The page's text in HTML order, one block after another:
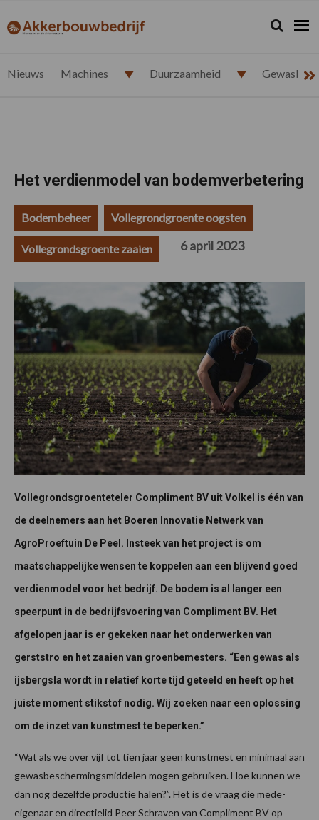
de
de
de
de
akkerbouwbedrijf.nl Zoeken...
Zoek
Nieuws Machines Duurzaamheid
Het verdienmodel van bodemverbetering
Bodembeheer Vollegrondgroente oogsten
Vollegrondsgroente zaaien 6 april 2023
Vollegrondsgroenteteler Compliment BV uit Volkel is één van
de deelnemers aan het Boeren Innovatie Netwerk van
AgroProeftuin De Peel. Insteek van het project is om
maatschappelijke wensen te koppelen aan een blijvend goed
verdienmodel voor het bedrijf. De bodem is al langer een
speerpunt in de bedrijfsvoering van Compliment BV. Het
afgelopen jaar is er gekeken naar het onderwerken van
gerststro en het zaaien van groenbemesters. “Een gewas als
ijsbergsla wordt in relatief korte tijd geteeld en heeft op het
juiste moment stikstof nodig. Wij zoeken naar een oplossing
om de inzet van kunstmest te beperken.”
“Wat als we over vijf tot tien jaar geen kunstmest en minimaal aan
gewasbeschermingsmiddelen mogen gebruiken. Hoe kunnen we
dan nog dezelfde productie halen?”. Het is de vraag die mede-
eigenaar en directielid Peer Schraven van Compliment BV op